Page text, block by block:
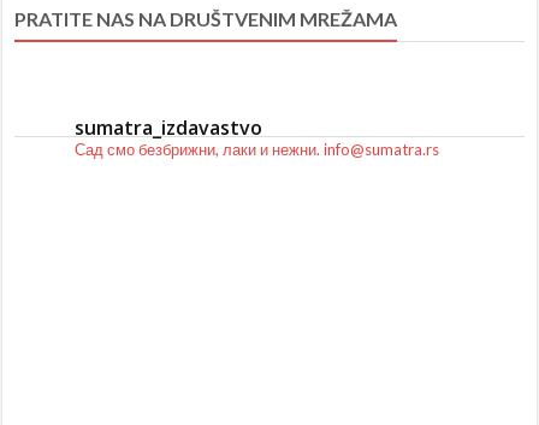
PRATITE NAS NA DRUŠTVENIM MREŽAMA
sumatra_izdavastvo
Сад смо безбрижни, лаки и нежни. info@sumatra.rs